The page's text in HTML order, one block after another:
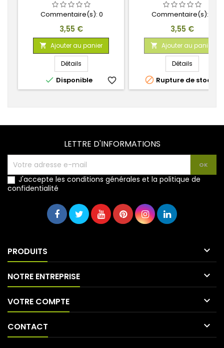
Commentaire(s): 0
Prix
3,55 €
 Ajouter au panier
Détails
 Disponible favorite_border
Commentaire(s):
Prix
3,55 €
 Ajouter au panier
Détails
 Rupture de stock
LETTRE D'INFORMATIONS
J'accepte les conditions générales et la politique de
confidentialité
PRODUITS 
NOTRE ENTREPRISE 
VOTRE COMPTE 
CONTACT 